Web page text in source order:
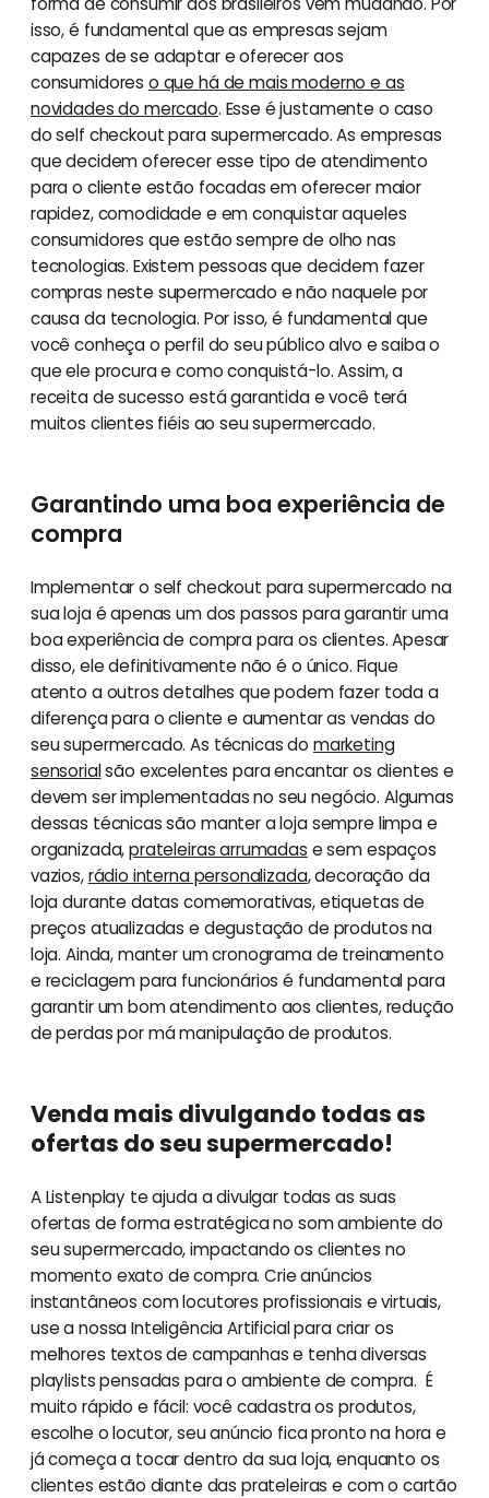
isso, é fundamental que as empresas sejam
capazes de se adaptar e oferecer aos
consumidores o que há de mais moderno e as
novidades do mercado. Esse é justamente o caso
do self checkout para supermercado. As empresas
que decidem oferecer esse tipo de atendimento
para o cliente estão focadas em oferecer maior
rapidez, comodidade e em conquistar aqueles
consumidores que estão sempre de olho nas
tecnologias. Existem pessoas que decidem fazer
compras neste supermercado e não naquele por
causa da tecnologia. Por isso, é fundamental que
você conheça o perfil do seu público alvo e saiba o
que ele procura e como conquistá-lo. Assim, a
receita de sucesso está garantida e você terá
muitos clientes fiéis ao seu supermercado.
Garantindo uma boa experiência de
compra
Implementar o self checkout para supermercado na
sua loja é apenas um dos passos para garantir uma
boa experiência de compra para os clientes. Apesar
disso, ele definitivamente não é o único. Fique
atento a outros detalhes que podem fazer toda a
diferença para o cliente e aumentar as vendas do
seu supermercado. As técnicas do marketing
sensorialsão excelentes para encantar os clientes e
devem ser implementadas no seu negócio. Algumas
dessas técnicas são manter a loja sempre limpa e
organizada,prateleiras arrumadas e sem espaços
vazios,rádio interna personalizada, decoração da
loja durante datas comemorativas, etiquetas de
preços atualizadas e degustação de produtos na
loja. Ainda, manter um cronograma de treinamento
e reciclagem para funcionários é fundamental para
garantir um bom atendimento aos clientes, redução
de perdas por má manipulação de produtos.
Venda mais divulgando todas as
ofertas do seu supermercado!
A Listenplay te ajuda a divulgar todas as suas
ofertas de forma estratégica no som ambiente do
seu supermercado, impactando os clientes no
momento exato de compra. Crie anúncios
instantâneos com locutores profissionais e virtuais,
use a nossa Inteligência Artificial para criar os
melhores textos de campanhas e tenha diversas
playlists pensadas para o ambiente de compra. É
muito rápido e fácil: você cadastra os produtos,
escolhe o locutor, seu anúncio fica pronto na hora e
já começa a tocar dentro da sua loja, enquanto os
clientes estão diante das prateleiras e com o cartão